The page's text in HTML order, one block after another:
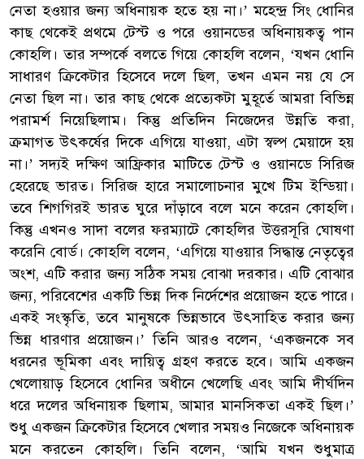
নেতা হওয়ার জন্য অধিনায়ক হতে হয় না।’ মহেন্দ্র সিং ধোনির
কাছ থেকেই প্রথমে টেস্ট ও পরে ওয়ানডের অধিনায়কত্ব পান
কোহলি। তার সম্পর্কে বলতে গিয়ে কোহলি বলেন, ‘যখন ধোনি
সাধারণ ক্রিকেটার হিসেবে দলে ছিল, তখন এমন নয় যে সে
নেতা ছিল না। তার কাছ থেকে প্রত্যেকটা মুহূর্তে আমরা বিভিন্ন
পরামর্শ নিয়েছিলাম। কিন্তু প্রতিদিন নিজেদের উন্নতি করা,
ক্রমাগত উৎকর্ষের দিকে এগিয়ে যাওয়া, এটা স্বল্প মেয়াদে হয়
না।’ সদ্যই দক্ষিণ আফ্রিকার মাটিতে টেস্ট ও ওয়ানডে সিরিজ
হেরেছে ভারত। সিরিজ হারে সমালোচনার মুখে টিম ইন্ডিয়া।
তবে শিগগিরই ভারত ঘুরে দাঁড়াবে বলে মনে করেন কোহলি।
কিন্তু এখনও সাদা বলের ফরম্যাটে কোহলির উত্তরসূরি ঘোষণা
করেনি বোর্ড। কোহলি বলেন, ‘এগিয়ে যাওয়ার সিদ্ধান্ত নেতৃত্বের
অংশ, এটি করার জন্য সঠিক সময় বোঝা দরকার। এটি বোঝার
জন্য, পরিবেশের একটি ভিন্ন দিক নির্দেশের প্রয়োজন হতে পারে।
একই সংস্কৃতি, তবে মানুষকে ভিন্নভাবে উৎসাহিত করার জন্য
ভিন্ন ধারণার প্রয়োজন।’ তিনি আরও বলেন, ‘একজনকে সব
ধরনের ভূমিকা এবং দায়িত্ব গ্রহণ করতে হবে। আমি একজন
খেলোয়াড় হিসেবে ধোনির অধীনে খেলেছি এবং আমি দীর্ঘদিন
ধরে দলের অধিনায়ক ছিলাম, আমার মানসিকতা একই ছিল।’
শুধু একজন ক্রিকেটার হিসেবে খেলার সময়ও নিজেকে অধিনায়ক
মনে করতেন কোহলি। তিনি বলেন, ‘আমি যখন শুধুমাত্র